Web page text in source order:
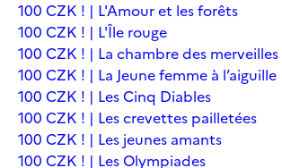
100 CZK ! | L'Amour et les forêts
100 CZK ! | L'Île rouge
100 CZK ! | La chambre des merveilles
100 CZK ! | La Jeune femme à l’aiguille
100 CZK ! | Les Cinq Diables
100 CZK ! | Les crevettes pailletées
100 CZK ! | Les jeunes amants
100 CZK ! | Les Olympiades